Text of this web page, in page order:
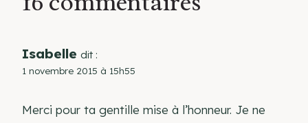
Isabelle dit :
1 novembre 2015 à 15h55
Merci pour ta gentille mise à l’honneur. Je ne